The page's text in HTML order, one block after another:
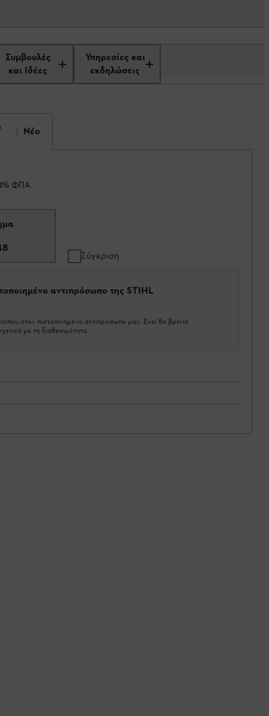
Συμβουλές
και Ιδέες
Υπηρεσίες και
εκδηλώσεις
Νέο
ΦΠΑ.
Σύγκριση
αντιπρόσωπο της STIHL
στον πιστοποιημένο αντιπρόσωπο μας. Εκεί θα βρείτε
με τη διαθεσιμότητα.